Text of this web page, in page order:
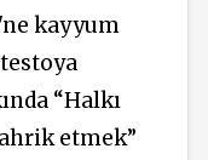
kayyum
“Halkı
etmek”